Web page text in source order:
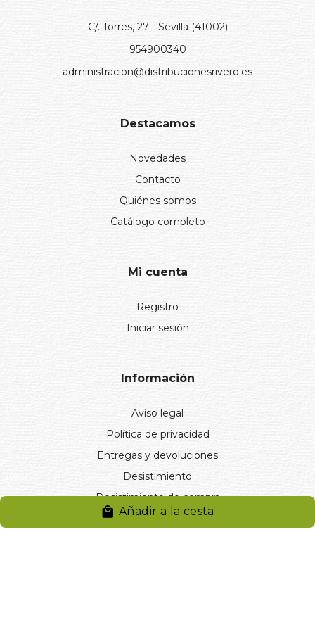
Añadir a la cesta
C/. Torres, 27 - Sevilla (41002)
954900340
administracion@distribucionesrivero.es
Destacamos
Novedades
Contacto
Quiénes somos
Catálogo completo
Mi cuenta
Registro
Iniciar sesión
Información
Aviso legal
Política de privacidad
Entregas y devoluciones
Desistimiento
Desistimiento de compra
Reclamaciones